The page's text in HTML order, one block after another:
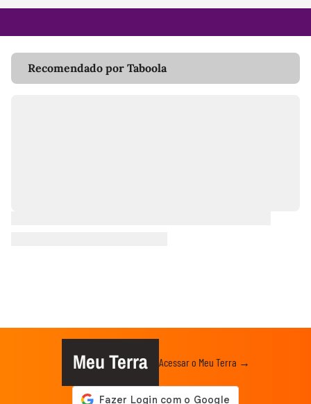
Recomendado por Taboola
Meu Terra Acessar o Meu Terra →